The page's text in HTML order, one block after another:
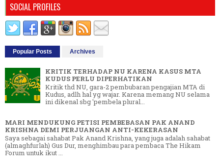
SOCIAL PROFILES
Popular Posts Archives
KRITIK TERHADAP NU KARENA KASUS MTA
KUDUS PERLU DIPERHATIKAN
Kritik thd NU, gara-2 pembubaran pengajian MTA di
Kudus, adlh hal yg wajar. Karena memang NU selama
ini dikenal sbg 'pembela plural...
MARI MENDUKUNG PETISI PEMBEBASAN PAK ANAND
KRISHNA DEMI PERJUANGAN ANTI-KEKERASAN
Saya sebagai sahabat Pak Anand Krishna, yang juga adalah sahabat
(almaghfurlah) Gus Dur, menghimbau para pembaca The Hikam
Forum untuk ikut ...